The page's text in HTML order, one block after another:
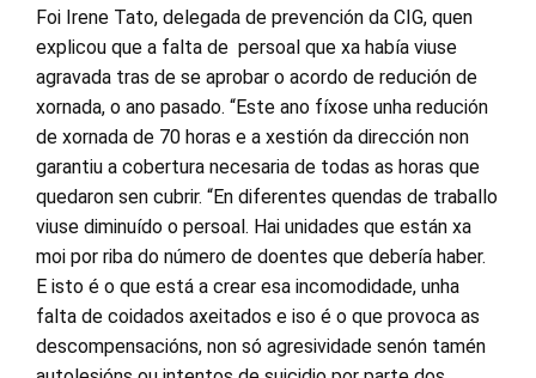
Foi Irene Tato, delegada de prevención da CIG, quen
explicou que a falta de persoal que xa había viuse
agravada tras de se aprobar o acordo de redución de
xornada, o ano pasado. “Este ano fíxose unha redución
de xornada de 70 horas e a xestión da dirección non
garantiu a cobertura necesaria de todas as horas que
quedaron sen cubrir. “En diferentes quendas de traballo
viuse diminuído o persoal. Hai unidades que están xa
moi por riba do número de doentes que debería haber.
E isto é o que está a crear esa incomodidade, unha
falta de coidados axeitados e iso é o que provoca as
descompensacións, non só agresividade senón tamén